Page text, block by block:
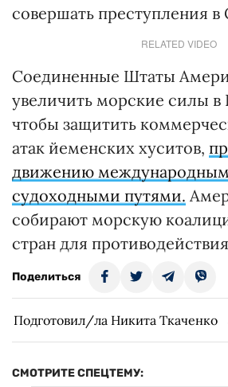
совершать преступления в
RELATED VIDEO
Соединенные Штаты
увеличить морские силы
чтобы защитить
атак йеменских хуситов,
движению
судоходными путями.
собирают морскую
стран для
Поделиться
Подготовил/ла Никита Ткаченко
СМОТРИТЕ СПЕЦТЕМУ: